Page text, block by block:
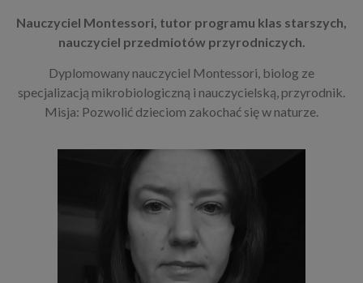
Nauczyciel Montessori, tutor programu klas starszych,
nauczyciel przedmiotów przyrodniczych.
Dyplomowany nauczyciel Montessori, biolog ze
specjalizacją mikrobiologiczną i nauczycielską, przyrodnik.
Misja: Pozwolić dzieciom zakochać się w naturze.